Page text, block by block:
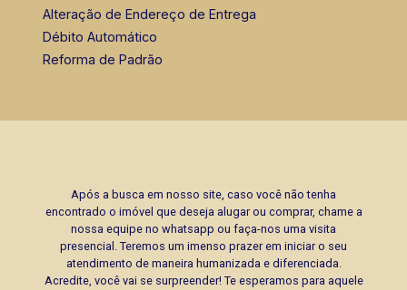
Alteração de Endereço de Entrega
Débito Automático
Reforma de Padrão
Após a busca em nosso site, caso você não tenha
encontrado o imóvel que deseja alugar ou comprar, chame a
nossa equipe no whatsapp ou faça-nos uma visita
presencial. Teremos um imenso prazer em iniciar o seu
atendimento de maneira humanizada e diferenciada.
Acredite, você vai se surpreender! Te esperamos para aquele